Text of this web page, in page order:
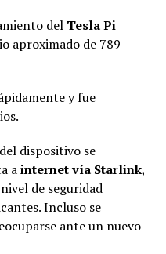
del Tesla Pi
aproximado de 789
y fue
dispositivo se
ainternet vía Starlink,
de seguridad
Incluso se
ante un nuevo